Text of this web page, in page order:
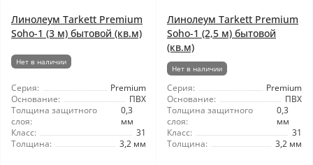
Линолеум Tarkett Premium
Soho-1 (3 м) бытовой (кв.м)
Нет в наличии
Серия:
Premium
Основание:
ПВХ
Толщина защитного
слоя:
0,3
мм
Класс:
31
Толщина:
3,2 мм
Линолеум Tarkett Premium
Soho-1 (2,5 м) бытовой
(кв.м)
Нет в наличии
Серия:
Premium
Основание:
ПВХ
Толщина защитного
слоя:
0,3
мм
Класс:
31
Толщина:
3,2 мм